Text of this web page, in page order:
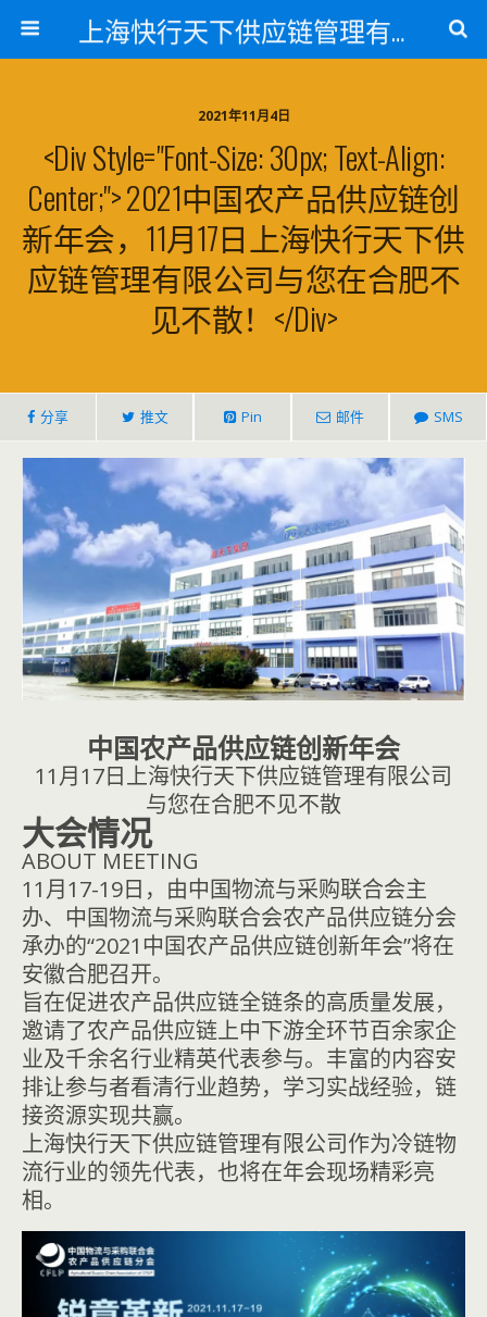
上海快行天下供应链管理有限公司
2021年11月4日
<div Style="font-Size: 30px; Text-Align:
Center;"> 2021中国农产品供应链创
新年会，11月17日上海快行天下供
应链管理有限公司与您在合肥不
见不散！</div>
分享 推文 Pin 邮件 SMS
中国农产品供应链创新年会
11月17日上海快行天下供应链管理有限公司
与您在合肥不见不散
大会情况
ABOUT MEETING
11月17-19日，由中国物流与采购联合会主
办、中国物流与采购联合会农产品供应链分会
承办的“2021中国农产品供应链创新年会”将在
安徽合肥召开。
旨在促进农产品供应链全链条的高质量发展，
邀请了农产品供应链上中下游全环节百余家企
业及千余名行业精英代表参与。丰富的内容安
排让参与者看清行业趋势，学习实战经验，链
接资源实现共赢。
上海快行天下供应链管理有限公司作为冷链物
流行业的领先代表，也将在年会现场精彩亮
相。